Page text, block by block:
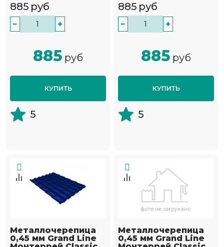
885 руб
− +
885 руб
КУПИТЬ
5
885 руб
− +
885 руб
КУПИТЬ
5
Металлочерепица
0,45 мм Grand Line
Металлочерепица
0,45 мм Grand Line